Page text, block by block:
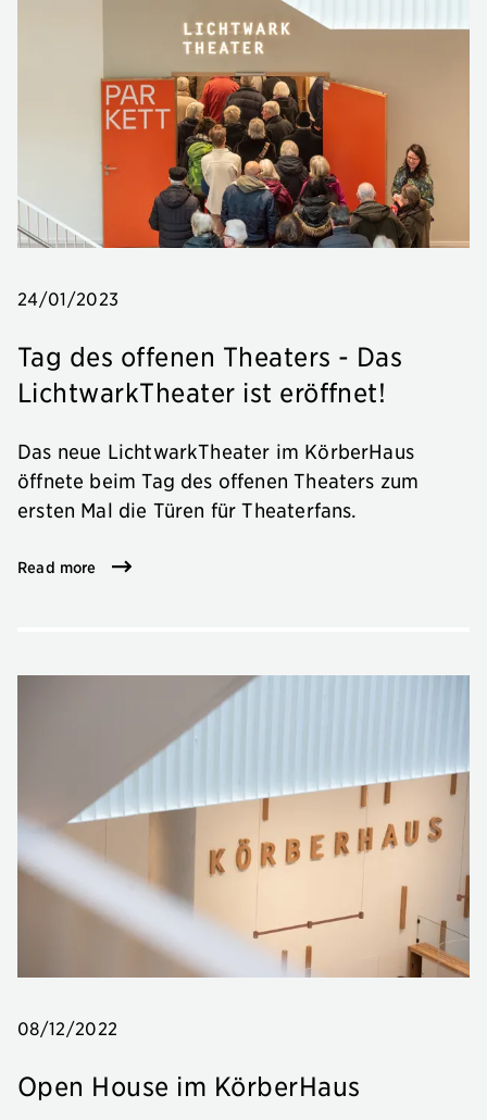
24/01/2023
Tag des offenen Theaters - Das
LichtwarkTheater ist eröffnet!
Das neue LichtwarkTheater im KörberHaus
öffnete beim Tag des offenen Theaters zum
ersten Mal die Türen für Theaterfans.
Read more
08/12/2022
Open House im KörberHaus